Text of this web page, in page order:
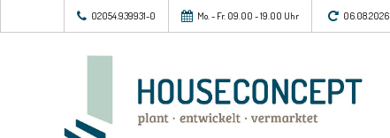
02054.939931-0 Mo. - Fr. 09.00 - 19.00 Uhr 06.08.2026